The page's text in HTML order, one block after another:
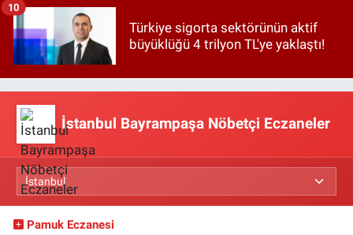
Türkiye sigorta sektörünün aktif
büyüklüğü 4 trilyon TL'ye yaklaştı!
10
İstanbul Bayrampaşa Nöbetçi Eczaneler
Pamuk Eczanesi